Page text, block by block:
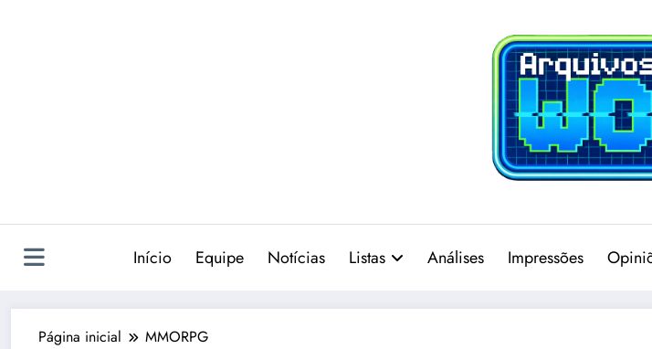
Início Equipe Notícias Listas Análises Impressões
Página inicial MMORPG